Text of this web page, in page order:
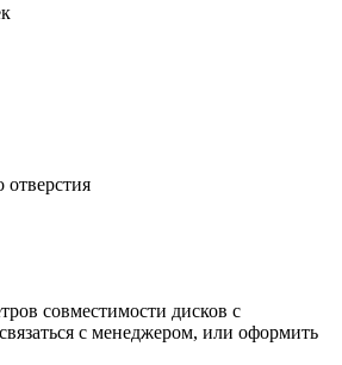
отверстия
совместимости дисков с
с менеджером, или оформить